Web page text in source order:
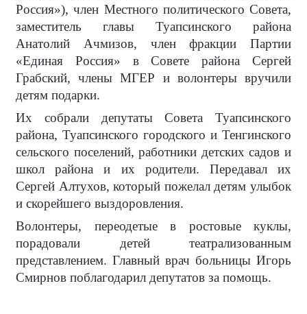
Россия»), член Местного политического Совета,
заместитель главы Туапсинского района
Анатолий Ачмизов, член фракции Партии
«Единая Россия» в Совете района Сергей
Грабский, члены МГЕР и волонтеры вручили
детям подарки.
Их собрали депутаты Совета Туапсинского
района, Туапсинского городского и Тенгинского
сельского поселений, работники детских садов и
школ района и их родители. Передавал их
Сергей Алтухов, который пожелал детям улыбок
и скорейшего выздоровления.
Волонтеры, переодетые в ростовые куклы,
порадовали детей театрализованным
представлением. Главный врач больницы Игорь
Смирнов поблагодарил депутатов за помощь.